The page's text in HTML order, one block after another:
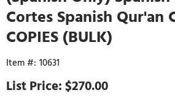
Cortes Spanish Qur'an
COPIES (BULK)
10631
$270.00